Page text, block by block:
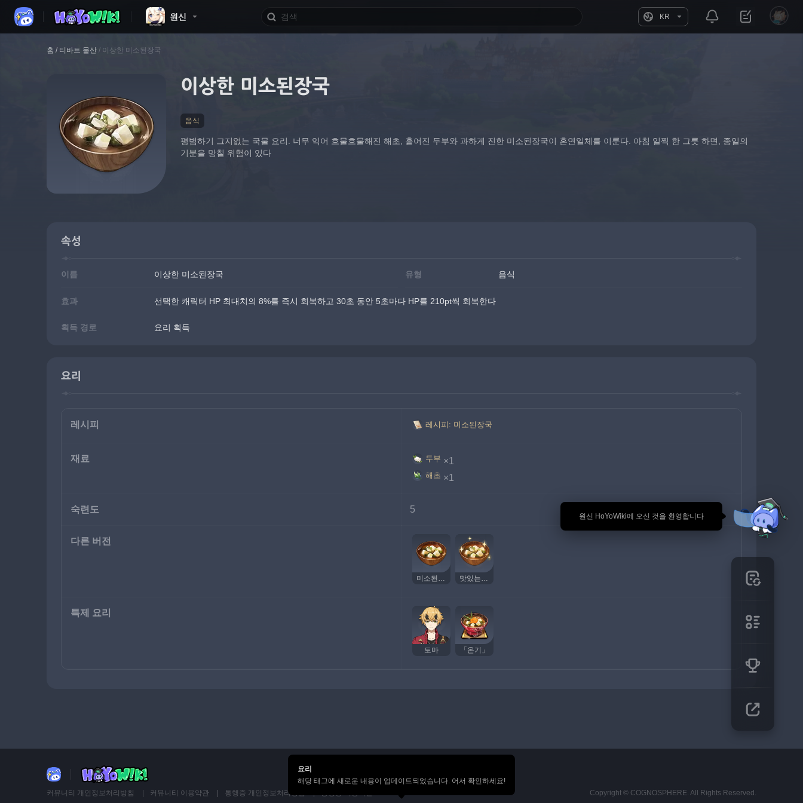
원신 KR
🎉 원신 HoYoWiki에 오신 것을 환영합니다
홈 / 티바트 물산 / 이상한 미소된장국
이상한 미소된장국
음식
평범하기 그지없는 국물 요리. 너무 익어 흐물흐물해진 해초, 흩어진 두부와 과하게 진한 미소된장국이 혼연일체를 이룬다. 아침 일찍 한 그릇 하면, 종일의
기분을 망칠 위험이 있다
속성
이름 이상한 미소된장국 유형 음식
효과 선택한 캐릭터 HP 최대치의 8%를 즉시 회복하고 30초 동안 5초마다 HP를 210pt씩 회복한다
획득 경로 요리 획득
요리
레시피 레시피: 미소된장국
재료 두부 ×1
해초 ×1
숙련도 5
다른 버전
미소된장국 맛있는 미소된장국
특제 요리
토마 「온기」
커뮤니티 개인정보처리방침 커뮤니티 이용약관 통행증 개인정보처리방침 Copyright © COGNOSPHERE. All Rights Reserved.
요리
해당 태그에 새로운 내용이 업데이트되었습니다. 어서 확인하세요!